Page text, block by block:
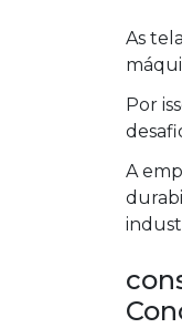
As
Por
A